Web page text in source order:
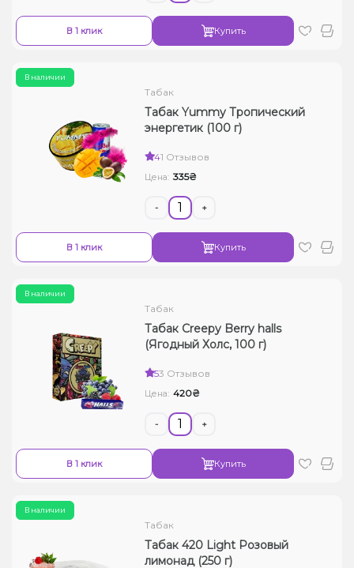
В 1 клик Купить
В наличии
Табак
Табак Yummy Тропический
энергетик (100 г)
41 Отзывов
Цена: 335₴
- +
В 1 клик Купить
В наличии
Табак
Табак Creepy Berry halls
(Ягодный Холс, 100 г)
53 Отзывов
Цена: 420₴
- +
В 1 клик Купить
В наличии
Табак
Табак 420 Light Розовый
лимонад (250 г)